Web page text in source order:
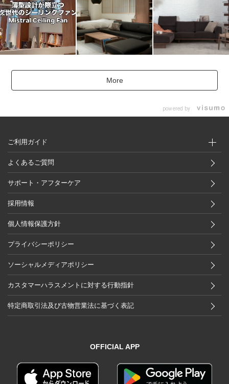
More
powered by
ご利用ガイド
よくあるご質問
サポート・アフターケア
採用情報
個人情報保護方針
プライバシーポリシー
ソーシャルメディアポリシー
カスタマーハラスメントに対する行動指針
特定商取引法及び古物営業法に基づく表記
OFFICIAL APP